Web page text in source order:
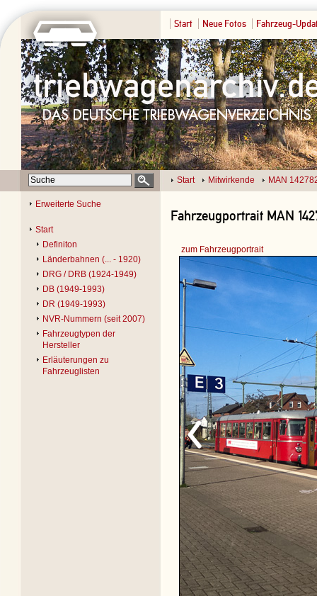
Start Neue Fotos Fahrzeug-
Start Mitwirkende MAN
Erweiterte Suche
Start
Definiton
Länderbahnen (... - 1920)
DRG / DRB (1924-1949)
DB (1949-1993)
DR (1949-1993)
NVR-Nummern (seit 2007)
Fahrzeugtypen der
Hersteller
Erläuterungen zu
Fahrzeuglisten
Fahrzeugportrait MAN
zum Fahrzeugportrait